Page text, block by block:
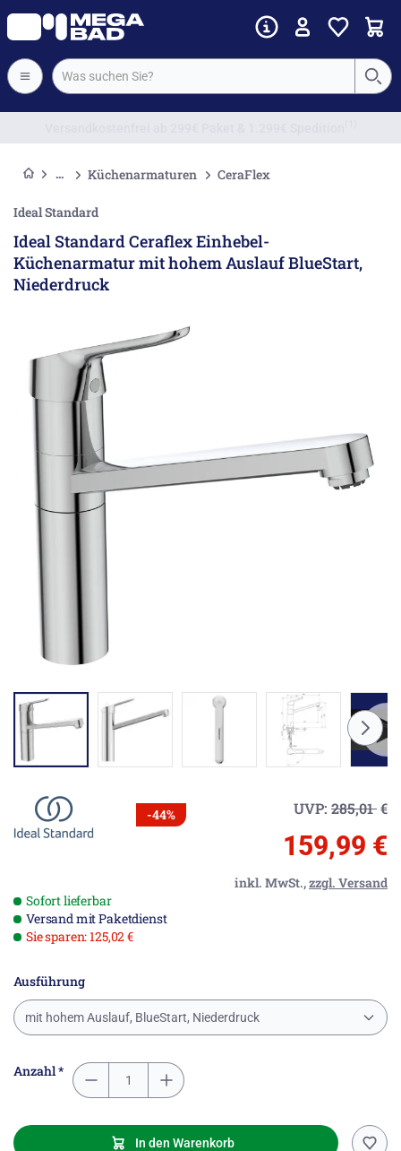
Küchenarmaturen CeraFlex
Ideal Standard
Ideal Standard Ceraflex Einhebel-
Küchenarmatur mit hohem Auslauf BlueStart,
Niederdruck
-44% UVP: 285,01€
159,99 €
inkl. MwSt.,zzgl. Versand
Sofort lieferbar
Versand mit Paketdienst
Sie sparen: 125,02 €
Ausführung
mit hohem Auslauf, BlueStart, Niederdruck
Anzahl *
In den Warenkorb